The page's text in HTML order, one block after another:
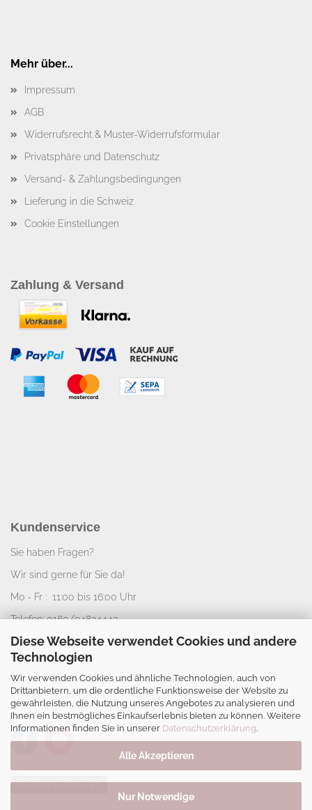
Diese Webseite verwendet Cookies und andere
Technologien
Wir verwenden Cookies und ähnliche Technologien, auch von
Drittanbietern, um die ordentliche Funktionsweise der Website zu
gewährleisten, die Nutzung unseres Angebotes zu analysieren und
Ihnen ein bestmögliches Einkaufserlebnis bieten zu können. Weitere
Informationen finden Sie in unserer Datenschutzerklärung.
Alle Akzeptieren
Nur Notwendige
Mehr über...
Impressum
AGB
Widerrufsrecht & Muster-Widerrufsformular
Privatsphäre und Datenschutz
Versand- & Zahlungsbedingungen
Lieferung in die Schweiz
Cookie Einstellungen
Zahlung & Versand
Kundenservice
Sie haben Fragen?
Wir sind gerne für Sie da!
Mo - Fr : 11:00 bis 16:00 Uhr
Telefon: 0160/94824443
E-Mail:info@nice-deko.de
*Alle angegebenen Preise sind Gesamtpreise
zzgl. Versandkosten. Umsatzsteuerbefreit aufgrund
Kleinunternehmerregelung.
Vertrag widerrufen